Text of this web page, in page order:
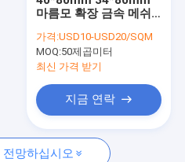
마름모 확장 금속 메쉬
가격:USD10-USD20/SQM
MOQ:50제곱미터
최신 가격 받기
지금 연락
망하십시오